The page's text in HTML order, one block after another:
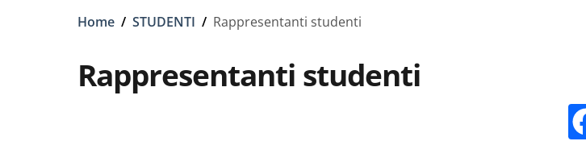
Briciole di pane
Home / STUDENTI / Rappresentanti studenti
Rappresentanti studenti